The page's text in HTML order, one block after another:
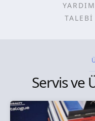
YARDIM
TALEBİ
Servis ve